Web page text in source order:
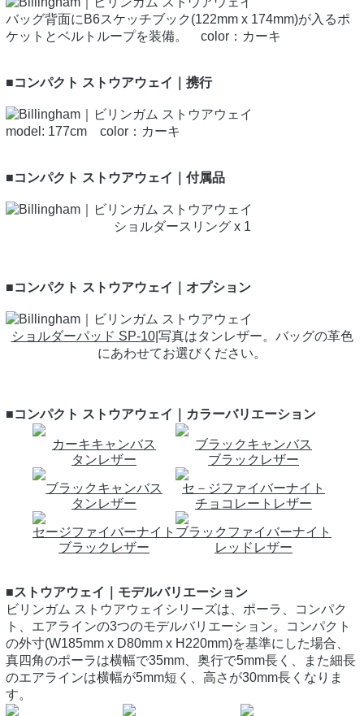
バッグ背面にB6スケッチブック(122mm x 174mm)が入るポ
ケットとベルトループを装備。 color：カーキ
■コンパクト ストウアウェイ｜携行
model: 177cm color：カーキ
■コンパクト ストウアウェイ｜付属品
ショルダースリング x 1
■コンパクト ストウアウェイ｜オプション
ショルダーパッド SP-10|写真はタンレザー。バッグの革色
にあわせてお選びください。
■コンパクト ストウアウェイ｜カラーバリエーション
カーキキャンバス
タンレザー
ブラックキャンバス
ブラックレザー
ブラックキャンバス
タンレザー
セ－ジファイバーナイト
チョコレートレザー
セージファイバーナイト
ブラックレザー
ブラックファイバーナイト
レッドレザー
■ストウアウェイ｜モデルバリエーション
ビリンガム ストウアウェイシリーズは、ポーラ、コンパク
ト、エアラインの3つのモデルバリエーション。コンパクト
の外寸(W185mm x D80mm x H220mm)を基準にした場合、
真四角のポーラは横幅で35mm、奥行で5mm長く、また細長
のエアラインは横幅が5mm短く、高さが30mm長くなりま
す。